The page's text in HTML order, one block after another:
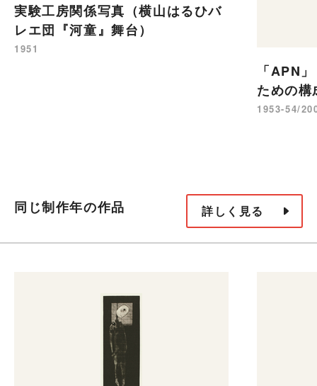
実験工房関係写真（横山はるひバ
レエ団『河童』舞台）
1951
「APN
ための
1953-54/
同じ制作年の作品 詳しく見る